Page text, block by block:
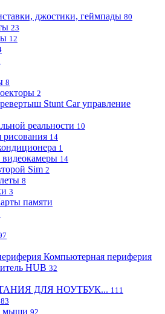
джостики, геймпады 80
23
12
8
2
Stunt Car управление
реальности 10
14
1
14
Sim 2
8
3
памяти
Компьютерная периферия
HUB 32
ДЛЯ НОУТБУК... 111
83
мыши 92